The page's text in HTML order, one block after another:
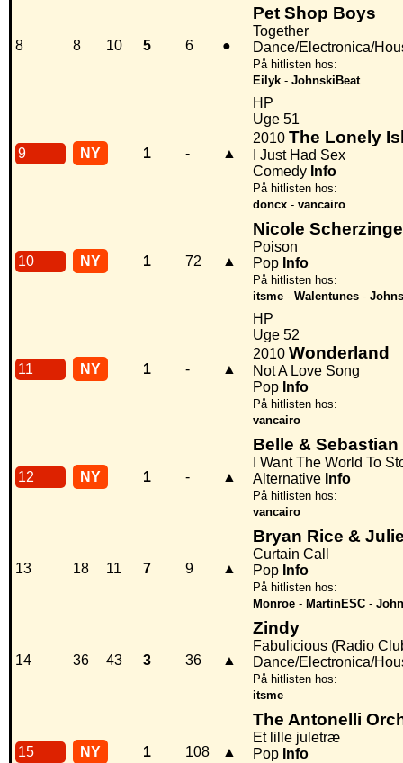
8 8 10 5 6 ●
Pet Shop Boys
Together
Dance/Electronica/
På hitlisten hos:
Eilyk - JohnskiBeat
9 NY 1 - ▲
HP
Uge 51
2010 The Lonely
I Just Had Sex
Comedy Info
På hitlisten hos:
doncx - vancairo
10 NY 1 72 ▲
Nicole
Poison
Pop Info
På hitlisten hos:
itsme - Walentunes -
11 NY 1 - ▲
HP
Uge 52
2010 Wonderland
Not A Love Song
Pop Info
På hitlisten hos:
vancairo
12 NY 1 - ▲
Belle & Sebastian
I Want The World To
Alternative Info
På hitlisten hos:
vancairo
13 18 11 7 9 ▲
Bryan Rice &
Curtain Call
Pop Info
På hitlisten hos:
Monroe - MartinESC -
14 36 43 3 36 ▲
Zindy
Fabulicious (Radio
Dance/Electronica/
På hitlisten hos:
itsme
15 NY 1 108 ▲
The Antonelli
Et lille juletræ
Pop Info